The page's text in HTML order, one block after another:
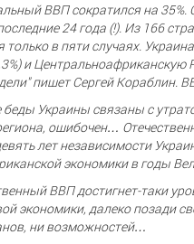
ВВП сократился на
24 года (!). Из 166
в пяти случаях.
и Центральноафриканскую
пишет Сергей Кораблин.
Украины связаны с
ошибочен…
лет независимости
экономики в годы
ВВП достигнет-таки
экономики, далеко позади
ни возможностей…